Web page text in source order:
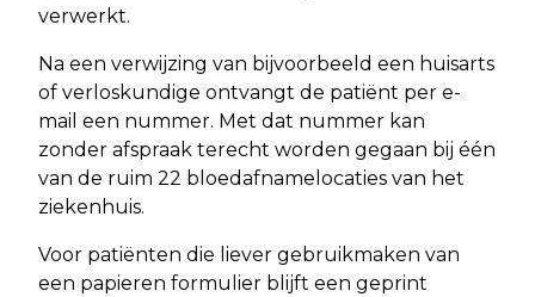
verwerkt.
Na een verwijzing van bijvoorbeeld een huisarts
of verloskundige ontvangt de patiënt per e-
mail een nummer. Met dat nummer kan
zonder afspraak terecht worden gegaan bij één
van de ruim 22 bloedafnamelocaties van het
ziekenhuis.
Voor patiënten die liever gebruikmaken van
een papieren formulier blijft een geprint